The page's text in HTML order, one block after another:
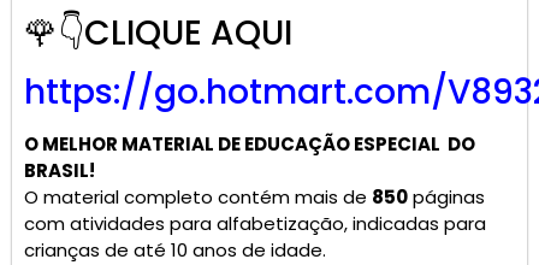
🌹👇CLIQUE AQUI
https://go.hotmart.com/
O MELHOR MATERIAL DEEDUCAÇÃO ESPECIAL DO
BRASIL!
O material completo contém mais de 850páginas
com atividades para alfabetização, indicadas para
crianças de até 10 anos de idade.